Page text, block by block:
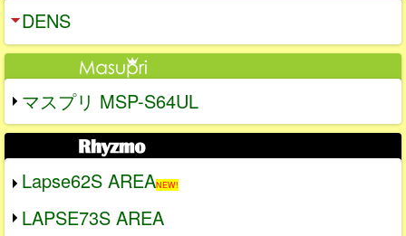
DENS
マスプリ MSP-S64UL
Lapse62S AREANEW!
LAPSE73S AREA